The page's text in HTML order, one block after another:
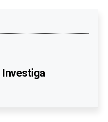
Investiga